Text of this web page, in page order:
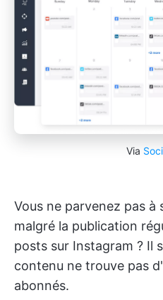
Via
Vous ne parvenez pas
malgré la publication
posts sur Instagram ? Il
contenu ne trouve pas
abonnés.